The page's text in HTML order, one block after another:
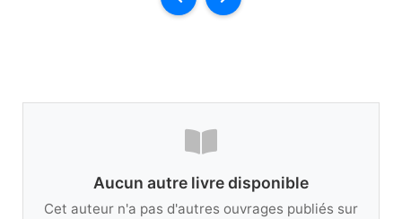
Aucun autre livre disponible
Cet auteur n'a pas d'autres ouvrages publiés sur